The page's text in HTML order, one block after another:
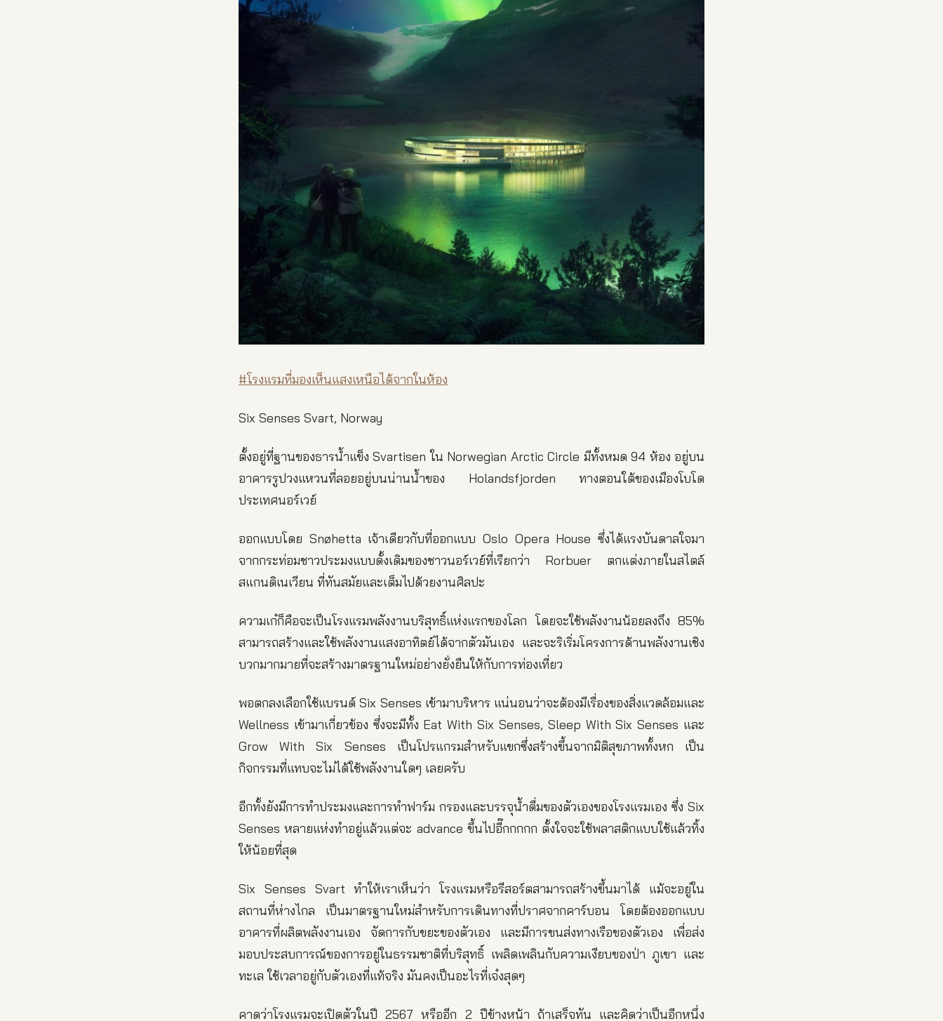
#โรงแรมที่มองเห็นแสงเหนือได้จากในห้อง
Six Senses Svart, Norway
ตั้งอยู่ที่ฐานของธารน้ำแข็ง Svartisen ใน Norwegian Arctic Circle มีทั้งหมด 94 ห้อง อยู่บน
อาคารรูปวงแหวนที่ลอยอยู่บนน่านน้ำของ Holandsfjorden ทางตอนใต้ของเมืองโบโด
ประเทศนอร์เวย์
ออกแบบโดย Snøhetta เจ้าเดียวกับที่ออกแบบ Oslo Opera House ซึ่งได้แรงบันดาลใจมา
จากกระท่อมชาวประมงแบบดั้งเดิมของชาวนอร์เวย์ที่เรียกว่า Rorbuer ตกแต่งภายในสไตล์
สแกนดิเนเวียน ที่ทันสมัยและเต็มไปด้วยงานศิลปะ
ความเก๋ก็คือจะเป็นโรงแรมพลังงานบริสุทธิ์แห่งแรกของโลก โดยจะใช้พลังงานน้อยลงถึง 85%
สามารถสร้างและใช้พลังงานแสงอาทิตย์ได้จากตัวมันเอง และจะริเริ่มโครงการด้านพลังงานเชิง
บวกมากมายที่จะสร้างมาตรฐานใหม่อย่างยั่งยืนให้กับการท่องเที่ยว
พอตกลงเลือกใช้แบรนด์ Six Senses เข้ามาบริหาร แน่นอนว่าจะต้องมีเรื่องของสิ่งแวดล้อมและ
Wellness เข้ามาเกี่ยวข้อง ซึ่งจะมีทั้ง Eat With Six Senses, Sleep With Six Senses และ
Grow With Six Senses เป็นโปรแกรมสำหรับแขกซึ่งสร้างขึ้นจากมิติสุขภาพทั้งหก เป็น
กิจกรรมที่แทบจะไม่ได้ใช้พลังงานใดๆ เลยครับ
อีกทั้งยังมีการทำประมงและการทำฟาร์ม กรองและบรรจุน้ำดื่มของตัวเองของโรงแรมเอง ซึ่ง Six
Senses หลายแห่งทำอยู่แล้วแต่จะ advance ขึ้นไปอี๊กกกกก ตั้งใจจะใช้พลาสติกแบบใช้แล้วทิ้ง
ให้น้อยที่สุด
Six Senses Svart ทำให้เราเห็นว่า โรงแรมหรือรีสอร์ตสามารถสร้างขึ้นมาได้ แม้จะอยู่ใน
สถานที่ห่างไกล เป็นมาตรฐานใหม่สำหรับการเดินทางที่ปราศจากคาร์บอน โดยต้องออกแบบ
อาคารที่ผลิตพลังงานเอง จัดการกับขยะของตัวเอง และมีการขนส่งทางเรือของตัวเอง เพื่อส่ง
มอบประสบการณ์ของการอยู่ในธรรมชาติที่บริสุทธิ์ เพลิดเพลินกับความเงียบของป่า ภูเขา และ
ทะเล ใช้เวลาอยู่กับตัวเองที่แท้จริง มันคงเป็นอะไรที่เจ๋งสุดๆ
คาดว่าโรงแรมจะเปิดตัวในปี 2567 หรืออีก 2 ปีข้างหน้า ถ้าเสร็จทัน และคิดว่าเป็นอีกหนึ่ง